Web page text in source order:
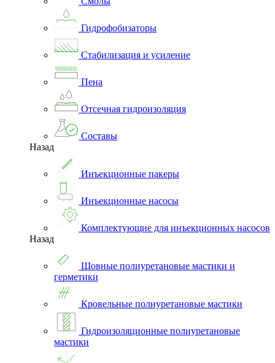
Гидрофобизаторы
Стабилизация и усиление
Пена
Отсечная гидроизоляция
Составы
Назад
Инъекционные пакеры
Инъекционные насосы
Комплектующие для инъекционных насосов
Назад
Шовные полиуретановые мастики и
герметики
Кровельные полиуретановые мастики
Гидроизоляционные полиуретановые
мастики